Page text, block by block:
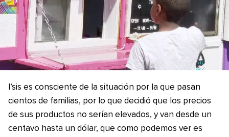
I’sis es consciente de la situación por la que pasan
cientos de familias, por lo que decidió que los precios
de sus productos no serían elevados, y van desde un
centavo hasta un dólar, que como podemos ver es